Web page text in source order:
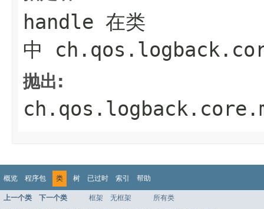
handle 在类
中
抛出:
概览 程序包 类 树 已过时 索引 帮助
上一个类 下一个类 框架 无框架
所有类